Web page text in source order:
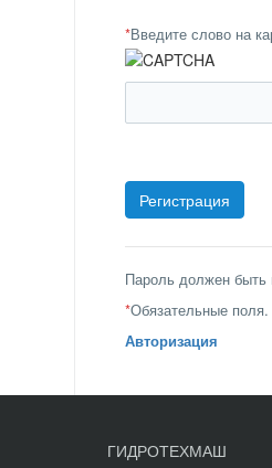
*Введите слово на
Пароль должен быть
*Обязательные поля.
Авторизация
ГИДРОТЕХМАШ